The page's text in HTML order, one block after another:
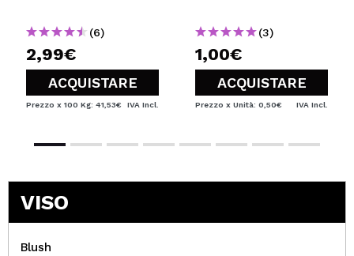
(6)
2,99€
ACQUISTARE
Prezzo x 100 Kg: 41,53€ IVA Incl.
(3)
1,00€
ACQUISTARE
Prezzo x Unità: 0,50€ IVA Incl.
VISO
Blush